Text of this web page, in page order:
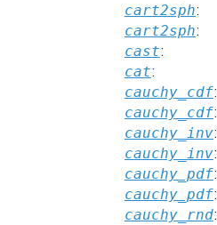
cart2sph:
cart2sph:
cast:
cat:
cauchy_cdf:
cauchy_cdf:
cauchy_inv:
cauchy_inv:
cauchy_pdf:
cauchy_pdf:
cauchy_rnd: